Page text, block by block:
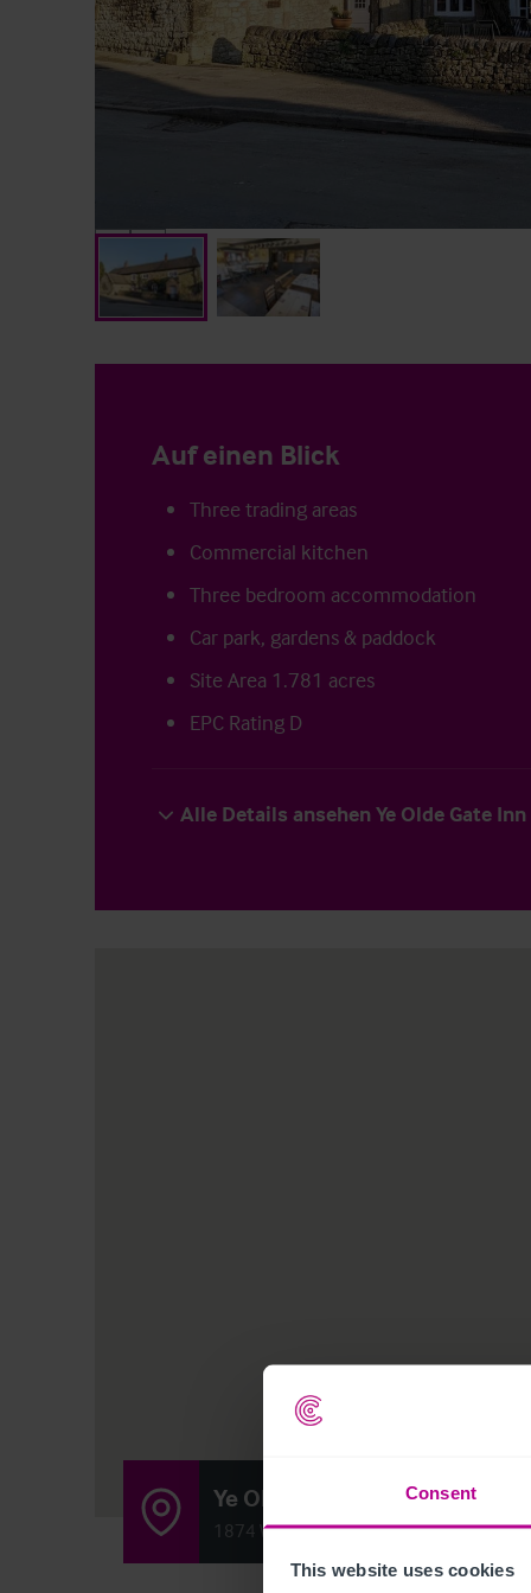
Consent
This website uses cookies
Auf einen Blick
Three trading areas
Commercial kitchen
Three bedroom accommodation
Car park, gardens & paddock
Site Area 1.781 acres
EPC Rating D
Alle Details ansehen Ye Olde Gate Inn
Ye Olde Gate Inn
1874 Well Street , Brassington, Matlock,